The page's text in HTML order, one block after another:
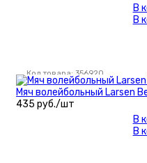
В
В
Код товара: 356920
Мяч волейбольный Larsen
435 руб./шт
В
В